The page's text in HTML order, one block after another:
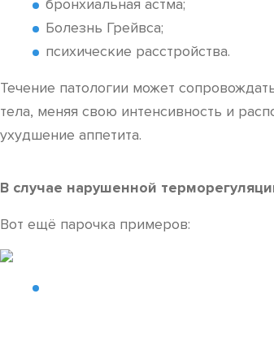
бронхиальная астма;
Болезнь Грейвса;
психические расстройства.
Течение патологии может
тела, меняя свою интенсивность и
ухудшение аппетита.
В случае нарушенной
Вот ещё парочка примеров: